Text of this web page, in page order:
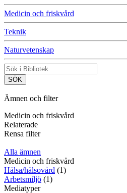
Medicin och friskvård
Teknik
Naturvetenskap
Ämnen och filter
Medicin och friskvård
Relaterade
Rensa filter
Alla ämnen
Medicin och friskvård
Hälsa/hälsovård (1)
Arbetsmiljö (1)
Mediatyper